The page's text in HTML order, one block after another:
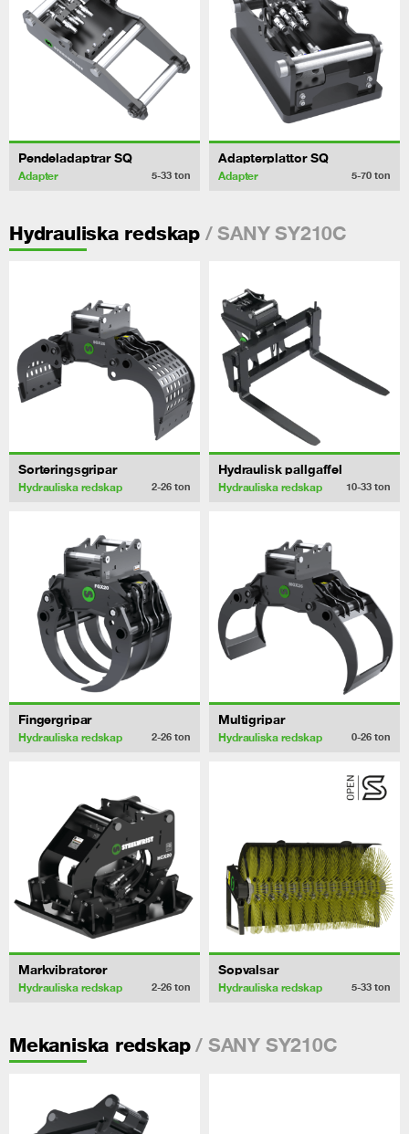
Pendeladaptrar SQ
Adapter 5-33 ton
Adapterplattor SQ
Adapter 5-70 ton
Hydrauliska redskap/ SANY SY210C
Sorteringsgripar
Hydrauliska redskap 2-26 ton
Hydraulisk pallgaffel
Hydrauliska redskap 10-33 ton
Fingergripar
Hydrauliska redskap 2-26 ton
Multigripar
Hydrauliska redskap 0-26 ton
Markvibratorer
Hydrauliska redskap 2-26 ton
Sopvalsar
Hydrauliska redskap 5-33 ton
Mekaniska redskap/ SANY SY210C